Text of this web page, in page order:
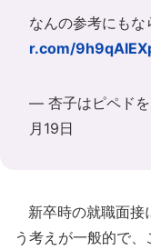
なんの参考にもな
r.com/
— 杏子はピペド
月19日
新卒時の就職面接
う考えが一般的で